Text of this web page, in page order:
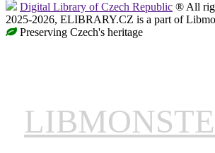
Digital Library of Czech Republic ® All
2025-2026, ELIBRARY.CZ is a part of
Preserving Czech's heritage